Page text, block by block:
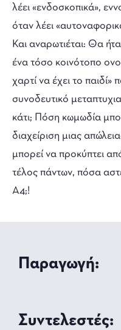
λέει «ενδοσκοπικά»,
όταν λέει
Και αναρωτιέται: Θα
ένα τόσο κοινότοπο
χαρτί να έχει το παιδί»
συνοδευτικό
κάτι; Πόση κωμωδία
διαχείριση μιας
μπορεί να προκύπτει
τέλος πάντων, πόσα
Α4;!
Παραγωγή:
Συντελεστές: